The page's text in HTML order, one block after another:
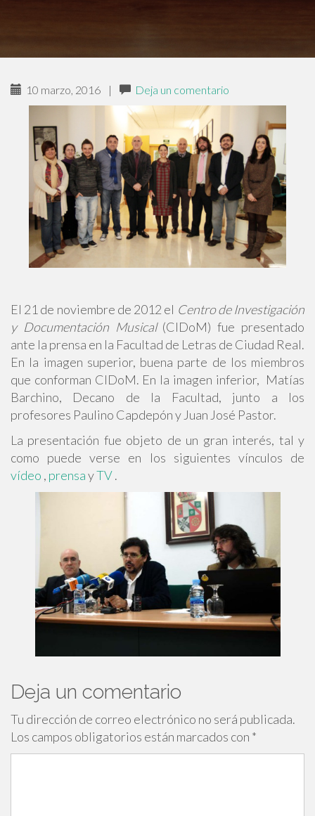
10 marzo, 2016 | Deja un comentario
El 21 de noviembre de 2012 el Centro de Investigación
y Documentación Musical(CIDoM) fue presentado
ante la prensa en la Facultad de Letras de Ciudad Real.
En la imagen superior, buena parte de los miembros
que conforman CIDoM. En la imagen inferior, Matías
Barchino, Decano de la Facultad, junto a los
profesores Paulino Capdepón y Juan José Pastor.
La presentación fue objeto de un gran interés, tal y
como puede verse en los siguientes vínculos de
vídeo , prensayTV.
Deja un comentario
Tu dirección de correo electrónico no será publicada.
Los campos obligatorios están marcados con *